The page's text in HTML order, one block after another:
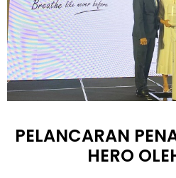
PELANCARAN
HERO